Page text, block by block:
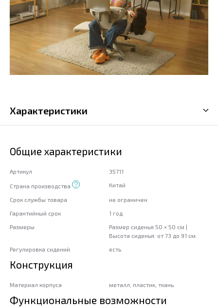
Характеристики
Общие характеристики
Артикул 35711
Страна производства Китай
Срок службы товара
не ограничен
Гарантийный срок
1 год
Размеры
Размер сиденья 50 × 50 см |
Высота сиденья: от 73 до 91 см.
Регулировка сидений
есть
Конструкция
Материал корпуса металл, пластик, ткань
Функциональные возможности